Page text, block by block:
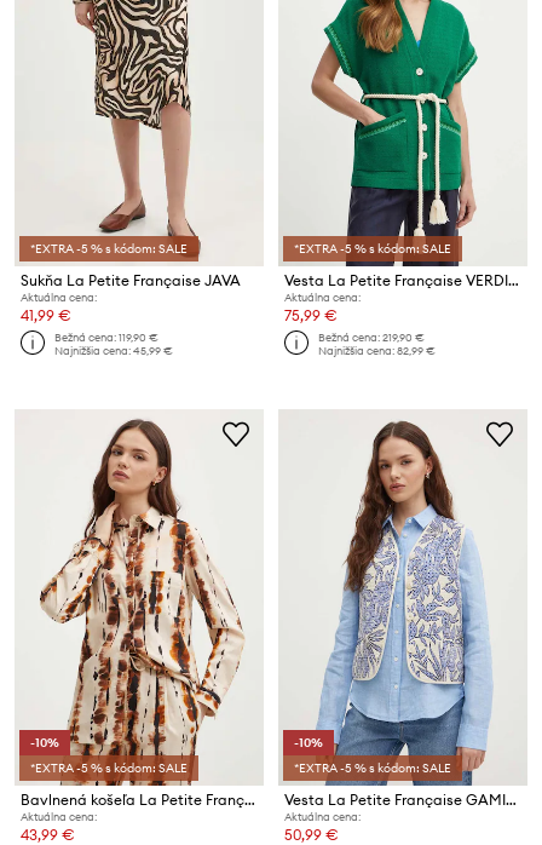
*EXTRA -5 % s kódom: SALE
Sukňa La Petite Française JAVA
Aktuálna cena:
41,99 €
Bežná cena:119,90 €
Najnižšia cena:45,99 €
*EXTRA -5 % s kódom: SALE
Vesta La Petite Française VERDICT
Aktuálna cena:
75,99 €
Bežná cena:219,90 €
Najnižšia cena:82,99 €
-10%
*EXTRA -5 % s kódom: SALE
Bavlnená košeľa La Petite Française CHARDON
Aktuálna cena:
43,99 €
-10%
*EXTRA -5 % s kódom: SALE
Vesta La Petite Française GAMIN
Aktuálna cena:
50,99 €